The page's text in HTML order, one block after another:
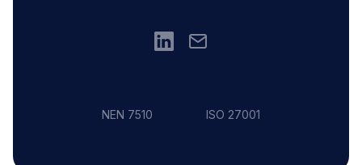
NEN 7510 ISO 27001